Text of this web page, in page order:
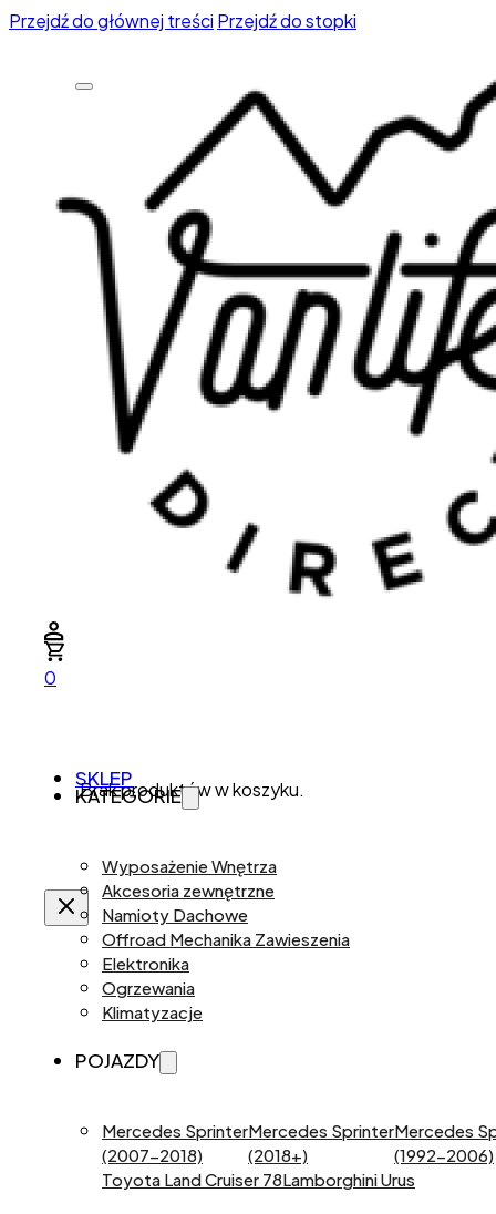
Przejdź do głównej treści Przejdź do stopki
0
Brak produktów w koszyku.
SKLEP
KATEGORIE
Wyposażenie Wnętrza
Akcesoria zewnętrzne
Namioty Dachowe
Offroad Mechanika Zawieszenia
Elektronika
Ogrzewania
Klimatyzacje
POJAZDY
Mercedes Sprinter
(2007-2018)
Mercedes Sprinter
(2018+)
Mercedes
(1992-2006)
Toyota Land Cruiser 78Lamborghini Urus